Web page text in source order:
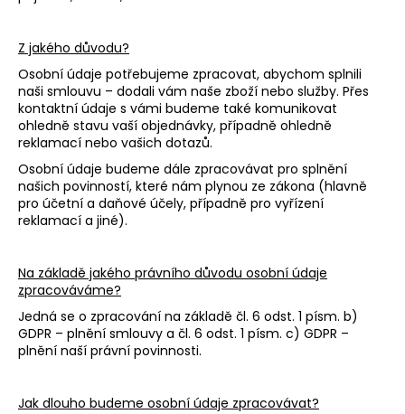
Z jakého důvodu?
Osobní údaje potřebujeme zpracovat, abychom splnili
naši smlouvu – dodali vám naše zboží nebo služby. Přes
kontaktní údaje s vámi budeme také komunikovat
ohledně stavu vaší objednávky, případně ohledně
reklamací nebo vašich dotazů.
Osobní údaje budeme dále zpracovávat pro splnění
našich povinností, které nám plynou ze zákona (hlavně
pro účetní a daňové účely, případně pro vyřízení
reklamací a jiné).
Na základě jakého právního důvodu osobní údaje
zpracováváme?
Jedná se o zpracování na základě čl. 6 odst. 1 písm. b)
GDPR – plnění smlouvy a čl. 6 odst. 1 písm. c) GDPR –
plnění naší právní povinnosti.
Jak dlouho budeme osobní údaje zpracovávat?